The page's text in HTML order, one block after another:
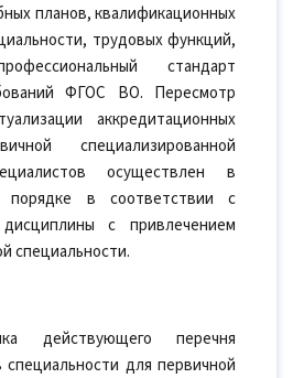
планов, квалификационных
трудовых функций,
стандарт
ФГОС ВО. Пересмотр
аккредитационных
специализированной
осуществлен в
порядке в соответствии с
с привлечением
специальности.
действующего перечня
для первичной